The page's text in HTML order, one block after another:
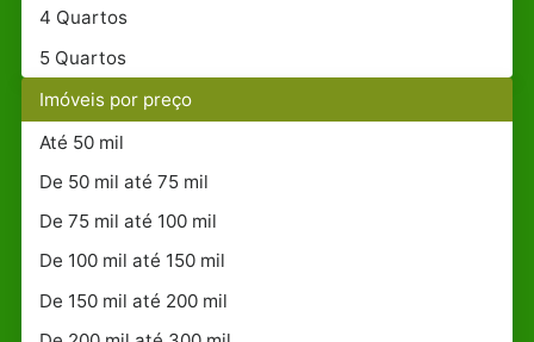
4 Quartos
5 Quartos
Imóveis por preço
Até 50 mil
De 50 mil até 75 mil
De 75 mil até 100 mil
De 100 mil até 150 mil
De 150 mil até 200 mil